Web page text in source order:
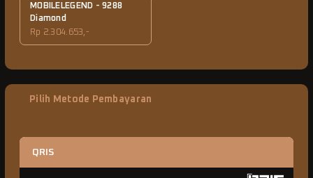
MOBILELEGEND - 9288
Diamond
Rp 2.304.653,-
Pilih Metode Pembayaran
QRIS